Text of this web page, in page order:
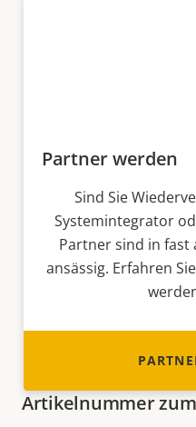
Partner werden
Sind Sie
Systemintegrator
Partner sind in fast
ansässig. Erfahren
Artikelnummer